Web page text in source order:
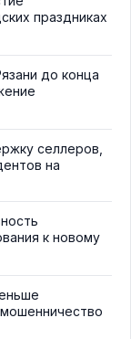
праздниках
до конца
селлеров,
на
к новому